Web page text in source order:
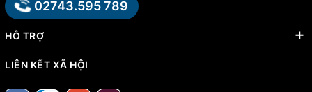
02743.595 789
HỖ TRỢ
LIÊN KẾT XÃ HỘI